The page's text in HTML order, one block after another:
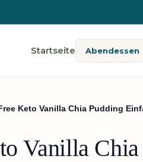
Startseite Abendessen
Keto Vanilla Chia Pudding
Vanilla